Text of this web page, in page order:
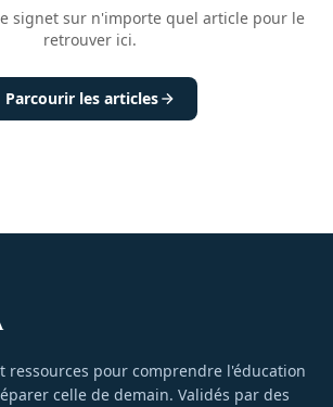
signet sur n'importe quel article pour le
retrouver ici.
Parcourir les articles
ressources pour comprendre l'éducation
celle de demain. Validés par des